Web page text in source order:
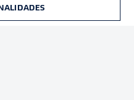
Trabalhe conosco